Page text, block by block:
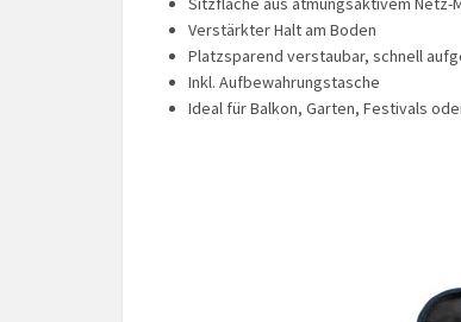
Verstärkter Halt am Boden
Platzsparend verstaubar, schnell
Inkl. Aufbewahrungstasche
Ideal für Balkon, Garten, Festivals